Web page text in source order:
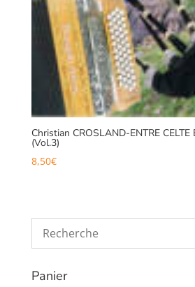
Christian CROSLAND-ENTRE CELTE
(Vol.3)
8,50€
Panier